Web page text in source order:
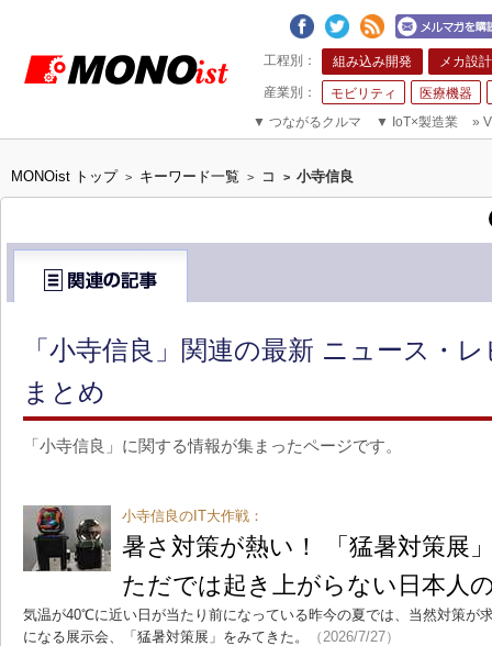
組み込み開発 メカ設計
モビリティ
医療機器
▼ つながるクルマ ▼ IoT×製造業 »
MONOist トップ > キーワード一覧 > コ > 小寺信良
「小寺信良」関連の最新 ニュース・
まとめ
「小寺信良」に関する情報が集まったページです。
小寺信良のIT大作戦：
暑さ対策が熱い！ 「猛暑対策展
ただでは起き上がらない日本人
気温が40℃に近い日が当たり前になっている昨今の夏では、当然対策が
になる展示会、「猛暑対策展」をみてきた。
（2026/7/27）